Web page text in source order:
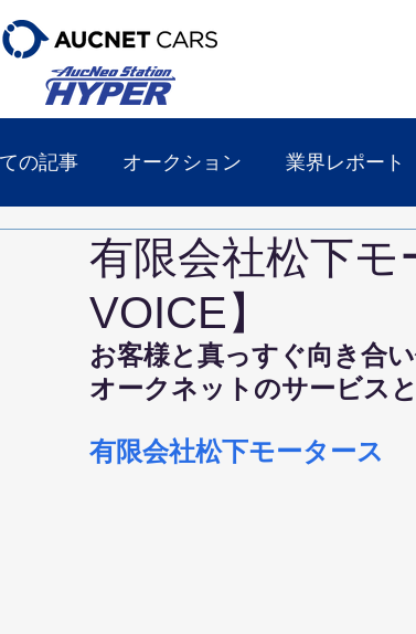
の記事 オークション 業界レポート
有限会社松下
VOICE】
お客様と真っすぐ向き合
オークネットのサービス
有限会社松下モータース